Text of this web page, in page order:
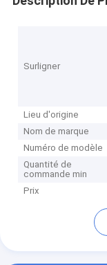
Surligner
Lieu d'origine
Nom de marque
Numéro de modèle
Quantité de
commande min
Prix